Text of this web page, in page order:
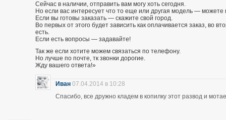
Сейчас в наличии, отправить вам могу хоть сегодня.
Но если вас интересует что то еще или другая модель —
Если вы готовы заказать — скажите свой город.
Во первых от этого будет зависить как оплачивается заказ, во
есть.
Если есть вопросы — задавайте!
Так же если хотите можем связаться по телефону.
Но лучше по почте, тк звонки дорогие.
Жду вашего ответа!»
Иван 07.04.2014 в 10:28
Спасибо, все дружно кладем в копилку этот развод и